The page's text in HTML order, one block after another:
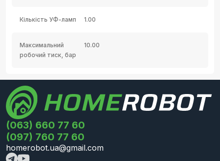
Кількість УФ-ламп 1.00
Максимальний
робочий тиск, бар
10.00
(063) 660 77 60
(097) 760 77 60
homerobot.ua@gmail.com